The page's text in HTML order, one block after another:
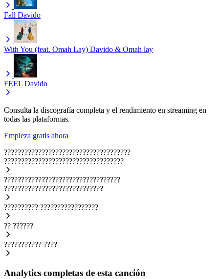
Fall Davido
With You (feat. Omah Lay) Davido & Omah lay
FEEL Davido
Consulta la discografía completa y el rendimiento en streaming en
todas las plataformas.
Empieza gratis ahora
?????????????????????????????????????
???????????????????????????????????
??????????????????????????????????
?????????????????????????????
?????????? ?????????????????
?? ??????
??????????? ????
Analytics completas de esta canción